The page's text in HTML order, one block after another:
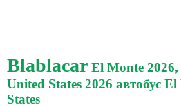
Blablacar El Monte 2026,
United States 2026 автобус
States